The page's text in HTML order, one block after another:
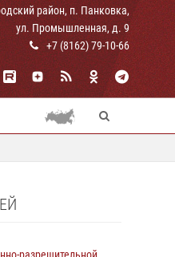
район, п. Панковка,
ул. Промышленная, д. 9
+7 (8162) 79-10-66